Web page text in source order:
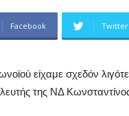
Facebook Twitter
είχαμε σχεδόν
της ΝΔ